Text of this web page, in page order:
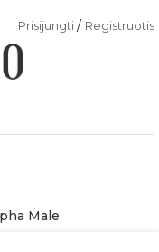
Prisijungti/ Registruotis
Male